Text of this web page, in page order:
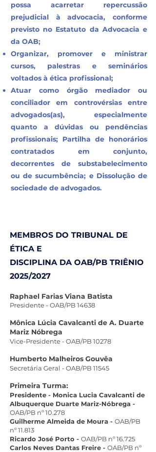
possa acarretar repercussão
prejudicial à advocacia, conforme
previsto no Estatuto da Advocacia e
da OAB;
Organizar, promover e ministrar
cursos, palestras e seminários
voltados à ética profissional;
Atuar como órgão mediador ou
conciliador em controvérsias entre
advogados(as), especialmente
quanto a dúvidas ou pendências
profissionais; Partilha de honorários
contratados em conjunto,
decorrentes de substabelecimento
ou de sucumbência; e Dissolução de
sociedade de advogados.
MEMBROS DO TRIBUNAL DE
ÉTICA E
DISCIPLINA DA OAB/PB TRIÊNIO
2025/2027
Raphael Farias Viana Batista
Presidente - OAB/PB 14638
Mônica Lúcia Cavalcanti de A. Duarte
Mariz Nóbrega
Vice-Presidente - OAB/PB 10278
Humberto Malheiros Gouvêa
Secretária Geral - OAB/PB 11545
Primeira Turma:
Presidente - Monica Lucia Cavalcanti de
Albuquerque Duarte Mariz-Nóbrega -
OAB/PB nº 10.278
Guilherme Almeida de Moura - OAB/PB
nº 11.813
Ricardo José Porto - OAB/PB nº 16.725
Carlos Neves Dantas Freire - OAB/PB nº